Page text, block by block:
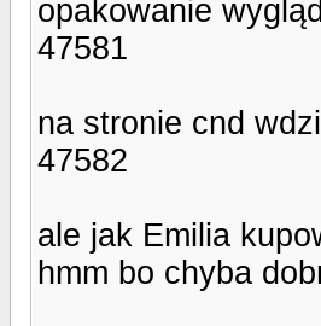
opakowanie
47581
na stronie cnd
47582
ale jak Emilia
hmm bo chyba